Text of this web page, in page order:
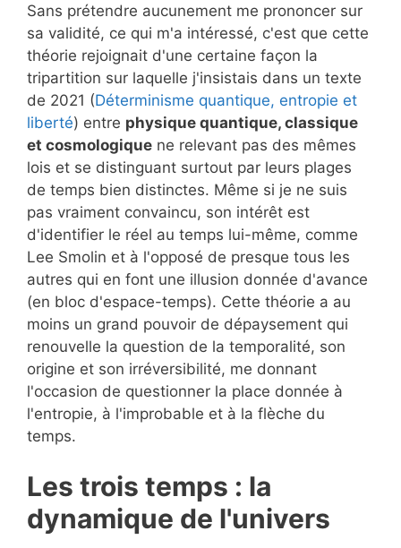
Sans prétendre aucunement me prononcer sur
sa validité, ce qui m'a intéressé, c'est que cette
théorie rejoignait d'une certaine façon la
tripartition sur laquelle j'insistais dans un texte
de 2021 (Déterminisme quantique, entropie et
liberté) entre physique quantique, classique
et cosmologique ne relevant pas des mêmes
lois et se distinguant surtout par leurs plages
de temps bien distinctes. Même si je ne suis
pas vraiment convaincu, son intérêt est
d'identifier le réel au temps lui-même, comme
Lee Smolin et à l'opposé de presque tous les
autres qui en font une illusion donnée d'avance
(en bloc d'espace-temps). Cette théorie a au
moins un grand pouvoir de dépaysement qui
renouvelle la question de la temporalité, son
origine et son irréversibilité, me donnant
l'occasion de questionner la place donnée à
l'entropie, à l'improbable et à la flèche du
temps.
Les trois temps : la
dynamique de l'univers